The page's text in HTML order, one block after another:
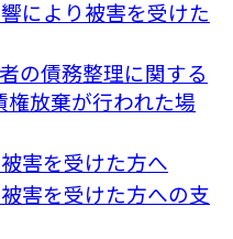
により被害を受けた
の債務整理に関する
放棄が行われた場
害を受けた方へ
害を受けた方への支